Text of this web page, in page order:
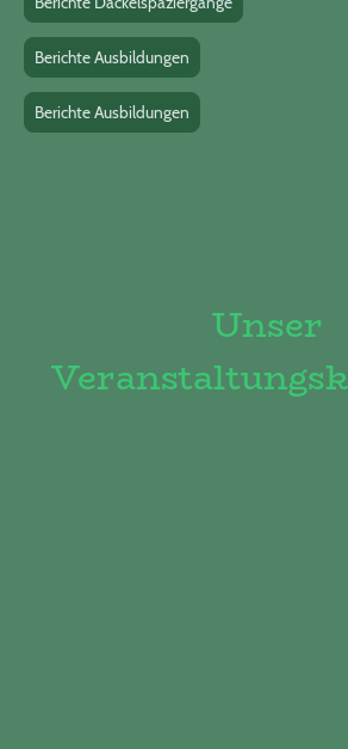
Berichte Ausbildungen
Berichte Ausbildungen
Unser